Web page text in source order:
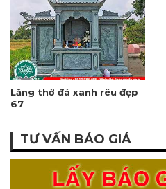
Lăng thờ đá xanh rêu đẹp
67
TƯ VẤN BÁO GIÁ